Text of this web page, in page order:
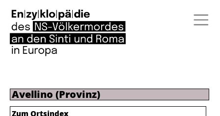
Avellino (Provinz)
Zum Ortsindex